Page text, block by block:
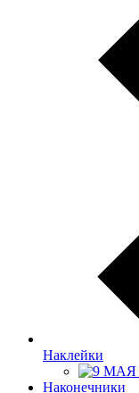
Наклейки
Наконечники